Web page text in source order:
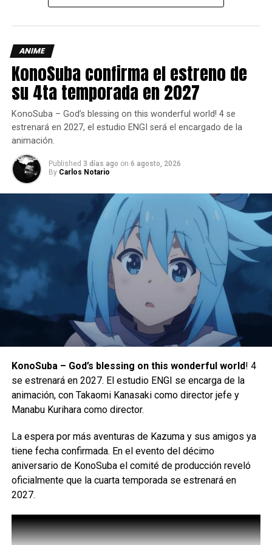
Pokémon que aparecen en los exteriores de las
aeronaves, disponibles en vuelos domésticos en Clase
Económica y en vuelos internacionales en Clase
Económica y Premium Economy. Las fundas son de uso
Vasos de edición limitada: Vasos conmemorativos con
Además, para celebrar el hito de los 100 millones de
descargas, KONAMI ha agregado el Paquete Elemental
los temas Shaddoll (Sombrañeca) y Darklord
(Señoroscuro/a), que incluyen nuevas cartas ya
disponibles a través de estos Paquetes de Selección.
Fortalece tu baraja con las nuevas cartas y asegura tu
victoria en los próximos eventos del juego, como la Copa
Fusión y las Batallas Clasificatorias
ANIME
KonoSuba confirma el estreno de
su 4ta temporada en 2027
KonoSuba – God’s blessing on this wonderful world! 4 se
estrenará en 2027, el estudio ENGI será el encargado de la
animación.
Published 3 días ago on 6 agosto, 2026
By Carlos Notario
KonoSuba – God’s blessing on this wonderful world! 4
se estrenará en 2027. El estudio ENGI se encarga de la
animación, con Takaomi Kanasaki como director jefe y
Manabu Kurihara como director.
La espera por más aventuras de Kazuma y sus amigos ya
tiene fecha confirmada. En el evento del décimo
aniversario de KonoSuba el comité de producción reveló
oficialmente que la cuarta temporada se estrenará en
2027.